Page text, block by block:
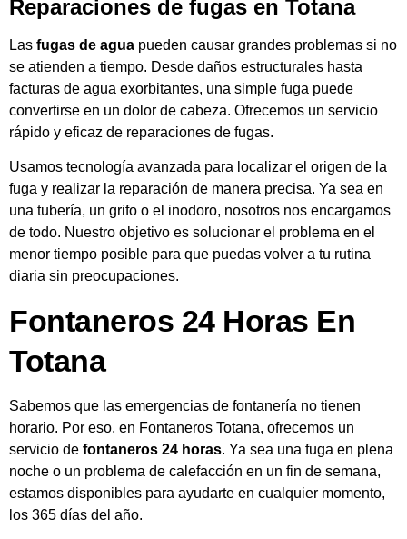
Reparaciones de fugas en Totana
Las fugas de agua pueden causar grandes problemas si no
se atienden a tiempo. Desde daños estructurales hasta
facturas de agua exorbitantes, una simple fuga puede
convertirse en un dolor de cabeza. Ofrecemos un servicio
rápido y eficaz de reparaciones de fugas.
Usamos tecnología avanzada para localizar el origen de la
fuga y realizar la reparación de manera precisa. Ya sea en
una tubería, un grifo o el inodoro, nosotros nos encargamos
de todo. Nuestro objetivo es solucionar el problema en el
menor tiempo posible para que puedas volver a tu rutina
diaria sin preocupaciones.
Fontaneros 24 Horas En
Totana
Sabemos que las emergencias de fontanería no tienen
horario. Por eso, en Fontaneros Totana, ofrecemos un
servicio de fontaneros 24 horas. Ya sea una fuga en plena
noche o un problema de calefacción en un fin de semana,
estamos disponibles para ayudarte en cualquier momento,
los 365 días del año.